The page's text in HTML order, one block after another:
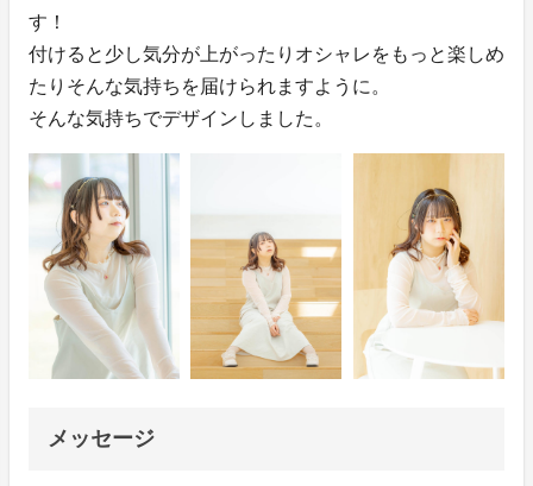
す！
付けると少し気分が上がったりオシャレをもっと楽しめ
たりそんな気持ちを届けられますように。
そんな気持ちでデザインしました。
メッセージ